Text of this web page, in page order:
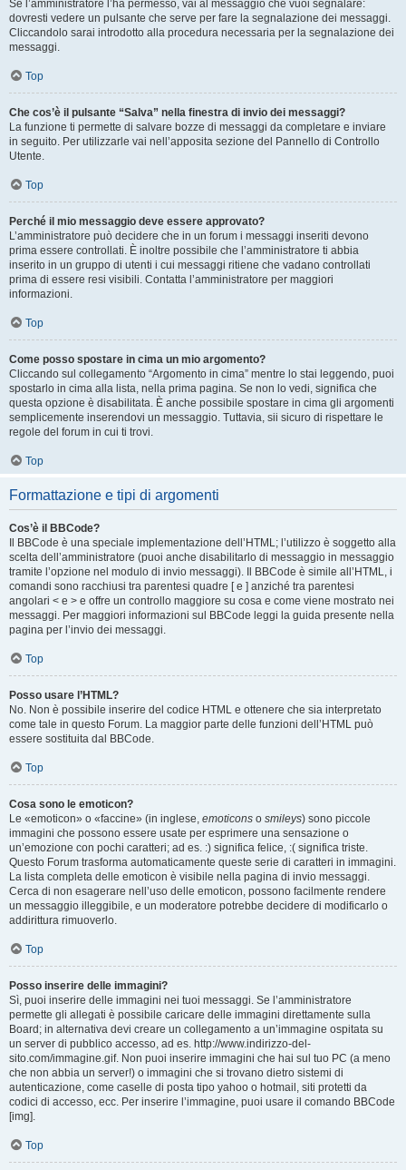
Se l’amministratore l’ha permesso, vai al messaggio che vuoi segnalare:
dovresti vedere un pulsante che serve per fare la segnalazione dei messaggi.
Cliccandolo sarai introdotto alla procedura necessaria per la segnalazione dei
messaggi.
Top
Che cos’è il pulsante “Salva” nella finestra di invio dei messaggi?
La funzione ti permette di salvare bozze di messaggi da completare e inviare
in seguito. Per utilizzarle vai nell’apposita sezione del Pannello di Controllo
Utente.
Top
Perché il mio messaggio deve essere approvato?
L’amministratore può decidere che in un forum i messaggi inseriti devono
prima essere controllati. È inoltre possibile che l’amministratore ti abbia
inserito in un gruppo di utenti i cui messaggi ritiene che vadano controllati
prima di essere resi visibili. Contatta l’amministratore per maggiori
informazioni.
Top
Come posso spostare in cima un mio argomento?
Cliccando sul collegamento “Argomento in cima” mentre lo stai leggendo, puoi
spostarlo in cima alla lista, nella prima pagina. Se non lo vedi, significa che
questa opzione è disabilitata. È anche possibile spostare in cima gli argomenti
semplicemente inserendovi un messaggio. Tuttavia, sii sicuro di rispettare le
regole del forum in cui ti trovi.
Top
Formattazione e tipi di argomenti
Cos’è il BBCode?
Il BBCode è una speciale implementazione dell’HTML; l’utilizzo è soggetto alla
scelta dell’amministratore (puoi anche disabilitarlo di messaggio in messaggio
tramite l’opzione nel modulo di invio messaggi). Il BBCode è simile all’HTML, i
comandi sono racchiusi tra parentesi quadre [ e ] anziché tra parentesi
angolari < e > e offre un controllo maggiore su cosa e come viene mostrato nei
messaggi. Per maggiori informazioni sul BBCode leggi la guida presente nella
pagina per l’invio dei messaggi.
Top
Posso usare l’HTML?
No. Non è possibile inserire del codice HTML e ottenere che sia interpretato
come tale in questo Forum. La maggior parte delle funzioni dell’HTML può
essere sostituita dal BBCode.
Top
Cosa sono le emoticon?
Le «emoticon» o «faccine» (in inglese, emoticons o smileys) sono piccole
immagini che possono essere usate per esprimere una sensazione o
un’emozione con pochi caratteri; ad es. :) significa felice, :( significa triste.
Questo Forum trasforma automaticamente queste serie di caratteri in immagini.
La lista completa delle emoticon è visibile nella pagina di invio messaggi.
Cerca di non esagerare nell’uso delle emoticon, possono facilmente rendere
un messaggio illeggibile, e un moderatore potrebbe decidere di modificarlo o
addirittura rimuoverlo.
Top
Posso inserire delle immagini?
Sì, puoi inserire delle immagini nei tuoi messaggi. Se l’amministratore
permette gli allegati è possibile caricare delle immagini direttamente sulla
Board; in alternativa devi creare un collegamento a un’immagine ospitata su
un server di pubblico accesso, ad es. http://www.indirizzo-del-
sito.com/immagine.gif. Non puoi inserire immagini che hai sul tuo PC (a meno
che non abbia un server!) o immagini che si trovano dietro sistemi di
autenticazione, come caselle di posta tipo yahoo o hotmail, siti protetti da
codici di accesso, ecc. Per inserire l’immagine, puoi usare il comando BBCode
[img].
Top